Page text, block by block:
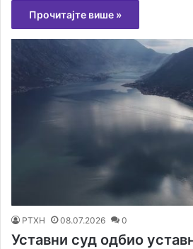
Прочитајте више »
РТХН 08.07.2026 0
Уставни суд одбио